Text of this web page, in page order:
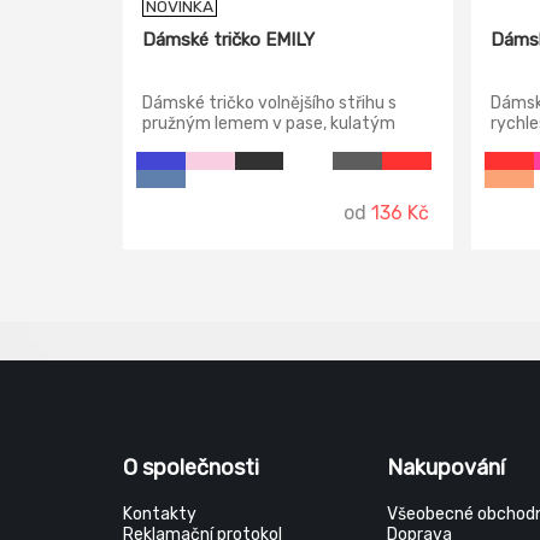
NOVINKA
Dámské tričko EMILY
Dámské tričko volnějšího střihu s
pružným lemem v pase, kulatým
zajišťuje vyšší měkkost a odolnost
vůči zašpinění. Použití v práci i pro
od 136 Kč
O společnosti
Kontakty
Reklamační protokol
Nakupování
Všeobecné
Doprava